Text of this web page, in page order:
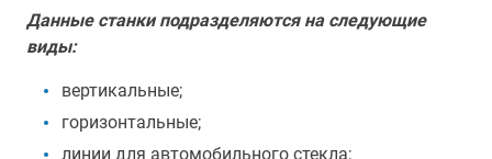
Данные станки подразделяются на следующие
виды:
вертикальные;
горизонтальные;
линии для автомобильного стекла;